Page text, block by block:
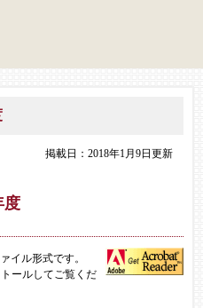
掲載日：2018年1月9日更新
度
イル形式です。
トールしてご覧くだ